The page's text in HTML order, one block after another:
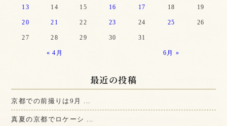
« 4月 6月 »
13 14 15 16 17 18 19
20 21 22 23 24 25 26
27 28 29 30 31
最近の投稿
京都での前撮りは9月 ...
真夏の京都でロケーシ ...